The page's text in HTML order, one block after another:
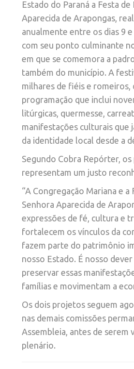
Estado do Paraná a Festa de
Aparecida de Arapongas,
anualmente entre os dias 9
com seu ponto culminante
em que se comemora a
também do município. A
milhares de fiéis e romeiros,
programação que inclui
litúrgicas, quermesse,
manifestações culturais que
da identidade local desde a
Segundo Cobra Repórter,
representam um justo
“A Congregação Mariana e a
Senhora Aparecida de
expressões de fé, cultura e
fortalecem os vínculos da
fazem parte do patrimônio
nosso Estado. É nosso
preservar essas
famílias e movimentam a
Os dois projetos seguem
nas demais comissões
Assembleia, antes de serem
plenário.